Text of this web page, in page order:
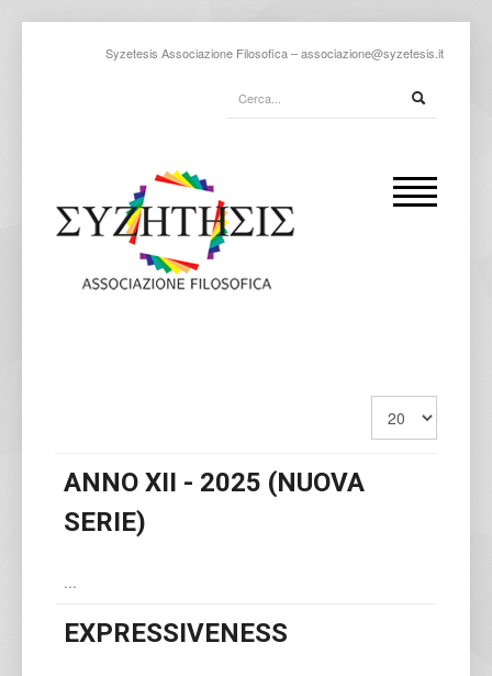
Syzetesis Associazione Filosofica –associazione@syzetesis.it
ANNO XII - 2025 (NUOVA
SERIE)
...
EXPRESSIVENESS